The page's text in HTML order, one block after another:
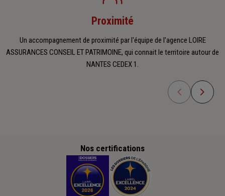
Proximité
Un accompagnement de proximité par l'équipe de l'agence LOIRE
ASSURANCES CONSEIL ET PATRIMOINE, qui connait le territoire autour de
NANTES CEDEX 1.
Nos certifications